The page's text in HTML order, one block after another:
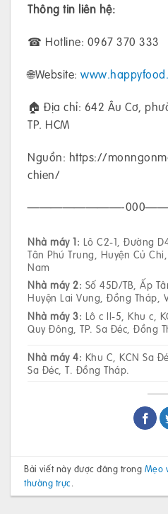
Thông tin liên hệ:
☎ Hotline: 0967 370 333
🌐Website:
🏠 Địa chỉ: 642 Âu Cơ,
TP. HCM
Nguồn: https://
chien/
————————-
Nhà máy 1: Lô C2-1, Đường
Tân Phú Trung, Huyện Củ
Nam
Nhà máy 2: Số 45D/TB, Ấp
Huyện Lai Vung, Đồng Tháp,
Nhà máy 3: Lô c II-5, Khu c,
Quy Đông, TP. Sa Đéc, Đồng
Nhà máy 4: Khu C, KCN Sa
Sa Đéc, T. Đồng Tháp.
Bài viết này được đăng trong Mẹo
thường trực.